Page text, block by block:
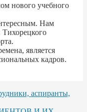
нового учебного
Нам
является
кадров.
аспиранты,